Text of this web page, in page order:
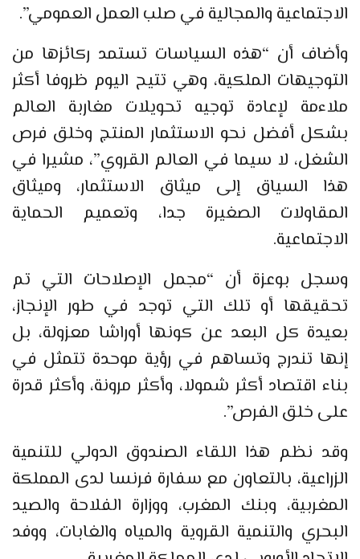
الاجتماعية والمجالية في صلب العمل العمومي”.
وأضاف أن “هذه السياسات تستمد ركائزها من
التوجيهات الملكية، وهي تتيح اليوم ظروفا أكثر
ملاءمة لإعادة توجيه تحويلات مغاربة العالم
بشكل أفضل نحو الاستثمار المنتج وخلق فرص
الشغل، لا سيما في العالم القروي”، مشيرا في
هذا السياق إلى ميثاق الاستثمار، وميثاق
المقاولات الصغيرة جدا، وتعميم الحماية
الاجتماعية.
وسجل بوعزة أن “مجمل الإصلاحات التي تم
تحقيقها أو تلك التي توجد في طور الإنجاز،
بعيدة كل البعد عن كونها أوراشا معزولة، بل
إنها تندرج وتساهم في رؤية موحدة تتمثل في
بناء اقتصاد أكثر شمولا، وأكثر مرونة، وأكثر قدرة
على خلق الفرص”.
وقد نظم هذا اللقاء الصندوق الدولي للتنمية
الزراعية، بالتعاون مع سفارة فرنسا لدى المملكة
المغربية، وبنك المغرب، ووزارة الفلاحة والصيد
البحري والتنمية القروية والمياه والغابات، ووفد